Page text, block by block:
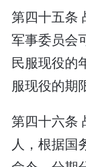
第四十五条
军事委员会
民服现役的
服现役的期
第四十六条
人，根据国